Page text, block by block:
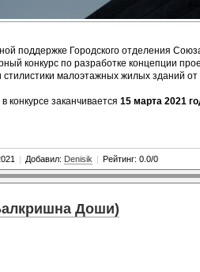
поддержке Городского отделения
конкурс по разработке концепции
малоэтажных жилых зданий от
конкурсе заканчивается 15 марта 2021
| Добавил: Denisik | Рейтинг: 0.0/0
Доши)